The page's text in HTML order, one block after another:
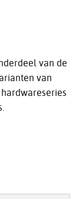
van de
van